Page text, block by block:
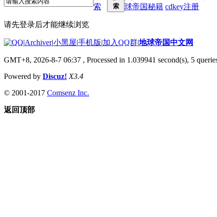
索
索
球帝国秘籍 cdkey注册
请先登录后才能继续浏览
|Archiver|小黑屋|手机版|加入QQ群|地球帝国中文网
GMT+8, 2026-8-7 06:37 , Processed in 1.039941 second(s), 5
Powered by Discuz! X3.4
© 2001-2017 Comsenz Inc.
返回顶部